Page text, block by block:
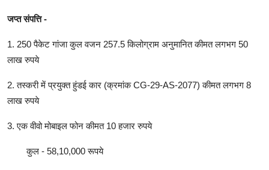
जप्त संपत्ति -
1. 250 पैकेट गांजा कुल वजन 257.5 किलोग्राम अनुमानित कीमत लगभग 50
लाख रुपये
2. तस्करी में प्रयुक्त हुंडई कार (क्रमांक CG-29-AS-2077) कीमत लगभग 8
लाख रुपये
3. एक वीवो मोबाइल फोन कीमत 10 हजार रुपये
कुल - 58,10,000 रूपये